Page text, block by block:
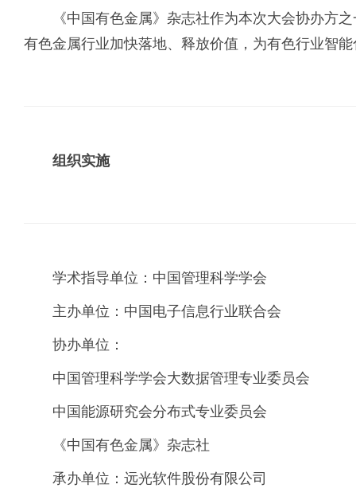
《中国有色金属》杂志社作为本次大会协办方
有色金属行业加快落地、释放价值，为有色行业智
组织实施
学术指导单位：中国管理科学学会
主办单位：中国电子信息行业联合会
协办单位：
中国管理科学学会大数据管理专业委员会
中国能源研究会分布式专业委员会
《中国有色金属》杂志社
承办单位：远光软件股份有限公司